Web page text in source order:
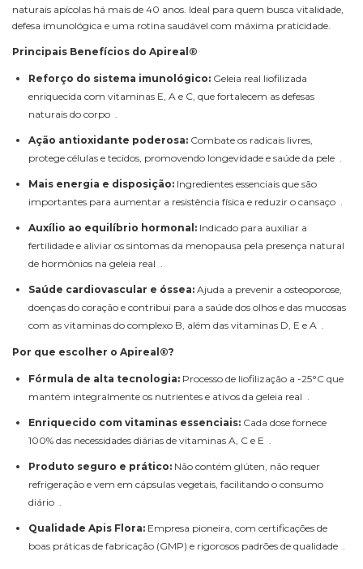
naturais apícolas há mais de 40 anos. Ideal para quem busca vitalidade,
defesa imunológica e uma rotina saudável com máxima praticidade.
Principais Benefícios do Apireal®
Reforço do sistema imunológico: Geleia real liofilizada
enriquecida com vitaminas E, A e C, que fortalecem as defesas
naturais do corpo .
Ação antioxidante poderosa: Combate os radicais livres,
protege células e tecidos, promovendo longevidade e saúde da pele .
Mais energia e disposição: Ingredientes essenciais que são
importantes para aumentar a resistência física e reduzir o cansaço .
Auxílio ao equilíbrio hormonal: Indicado para auxiliar a
fertilidade e aliviar os sintomas da menopausa pela presença natural
de hormônios na geleia real .
Saúde cardiovascular e óssea: Ajuda a prevenir a osteoporose,
doenças do coração e contribui para a saúde dos olhos e das mucosas
com as vitaminas do complexo B, além das vitaminas D, E e A .
Por que escolher o Apireal®?
Fórmula de alta tecnologia: Processo de liofilização a -25°C que
mantém integralmente os nutrientes e ativos da geleia real .
Enriquecido com vitaminas essenciais: Cada dose fornece
100% das necessidades diárias de vitaminas A, C e E .
Produto seguro e prático: Não contém glúten, não requer
refrigeração e vem em cápsulas vegetais, facilitando o consumo
diário .
Qualidade Apis Flora: Empresa pioneira, com certificações de
boas práticas de fabricação (GMP) e rigorosos padrões de qualidade .